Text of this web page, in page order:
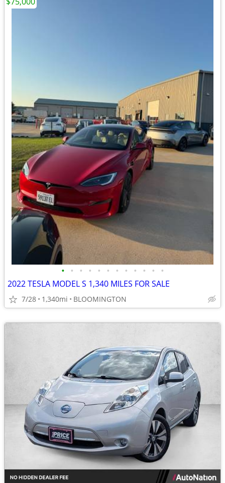
• • • • • • • • • • • •
2022 TESLA MODEL S 1,340 MILES FOR SALE
7/28 1,340mi BLOOMINGTON